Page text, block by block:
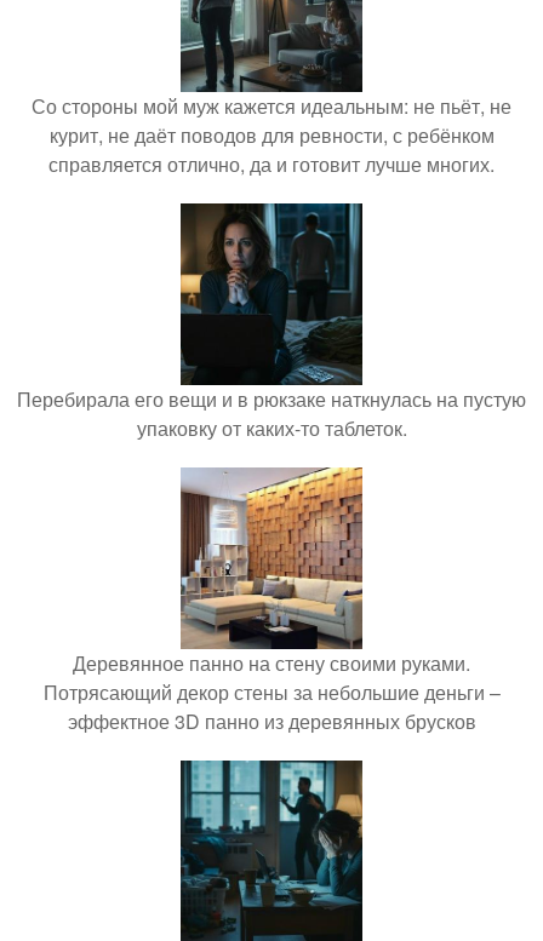
Со стороны мой муж кажется идеальным: не пьёт, не
курит, не даёт поводов для ревности, с ребёнком
справляется отлично, да и готовит лучше многих.
Перебирала его вещи и в рюкзаке наткнулась на пустую
упаковку от каких-то таблеток.
Деревянное панно на стену своими руками.
Потрясающий декор стены за небольшие деньги –
эффектное 3D панно из деревянных брусков